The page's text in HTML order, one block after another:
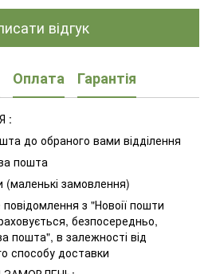
відгук
Оплата Гарантія
:
до обраного вами відділення
пошта
замовлення)
повідомлення з "Новоії пошти
безпосередньо,
в залежності від
способу доставки